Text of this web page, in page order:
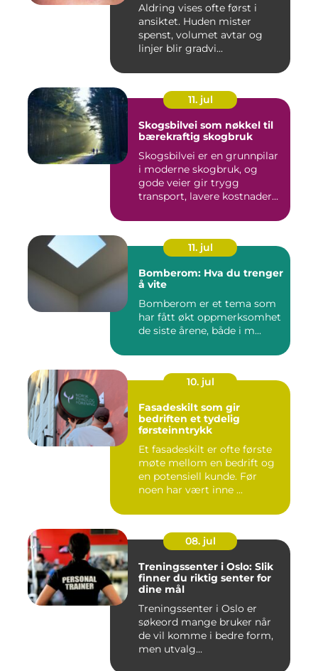
Aldring vises ofte først i
ansiktet. Huden mister
spenst, volumet avtar og
linjer blir gradvi...
11. jul
Skogsbilvei som nøkkel til
bærekraftig skogbruk
Skogsbilvei er en grunnpilar
i moderne skogbruk, og
gode veier gir trygg
transport, lavere kostnader...
11. jul
Bomberom: Hva du trenger
å vite
Bomberom er et tema som
har fått økt oppmerksomhet
de siste årene, både i m...
10. jul
Fasadeskilt som gir
bedriften et tydelig
førsteinntrykk
Et fasadeskilt er ofte første
møte mellom en bedrift og
en potensiell kunde. Før
noen har vært inne ...
08. jul
Treningssenter i Oslo: Slik
finner du riktig senter for
dine mål
Treningssenter i Oslo er
søkeord mange bruker når
de vil komme i bedre form,
men utvalg...